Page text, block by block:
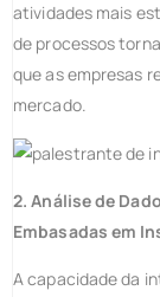
atividades mais
de processos
que as empresas
mercado.
2. Análise de
Embasadas em
A capacidade da